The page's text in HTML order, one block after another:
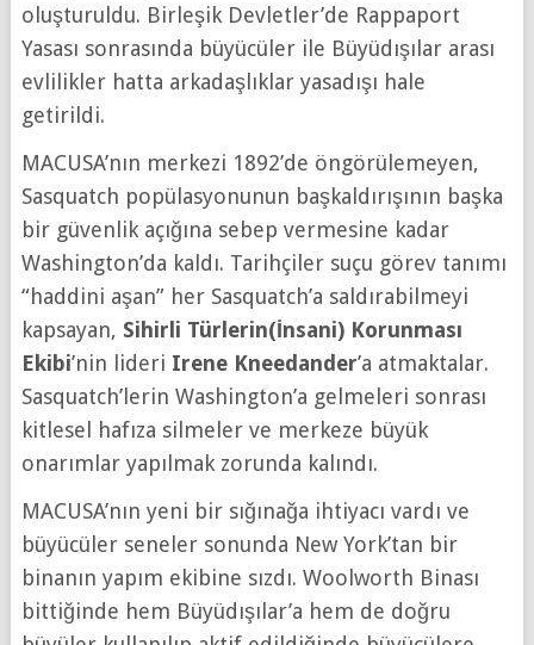
oluşturuldu. Birleşik Devletler’de Rappaport
Yasası sonrasında büyücüler ile Büyüdışılar arası
evlilikler hatta arkadaşlıklar yasadışı hale
getirildi.
MACUSA’nın merkezi 1892’de öngörülemeyen,
Sasquatch popülasyonunun başkaldırışının başka
bir güvenlik açığına sebep vermesine kadar
Washington’da kaldı. Tarihçiler suçu görev tanımı
“haddini aşan” her Sasquatch’a saldırabilmeyi
kapsayan, Sihirli Türlerin(İnsani) Korunması
Ekibi’nin lideri Irene Kneedander’a atmaktalar.
Sasquatch’lerin Washington’a gelmeleri sonrası
kitlesel hafıza silmeler ve merkeze büyük
onarımlar yapılmak zorunda kalındı.
MACUSA’nın yeni bir sığınağa ihtiyacı vardı ve
büyücüler seneler sonunda New York’tan bir
binanın yapım ekibine sızdı. Woolworth Binası
bittiğinde hem Büyüdışılar’a hem de doğru